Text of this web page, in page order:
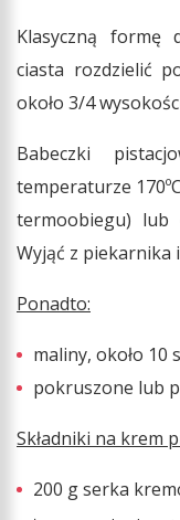
Klasyczną formę
ciasta rozdzielić
około 3/4
Babeczki
temperaturze
termoobiegu) lub
Wyjąć z piekarnika
Ponadto:
maliny, około 10
pokruszone lub
Składniki na krem
200 g serka